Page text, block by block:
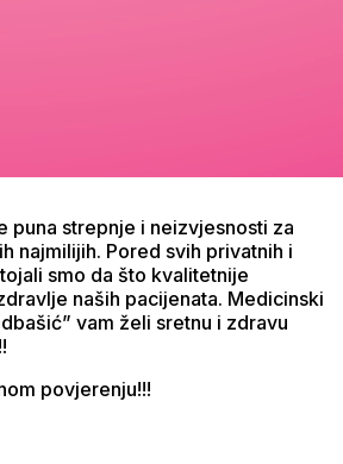
puna strepnje i neizvjesnosti za
najmilijih. Pored svih privatnih i
smo da što kvalitetnije
naših pacijenata. Medicinski
vam želi sretnu i zdravu
povjerenju!!!